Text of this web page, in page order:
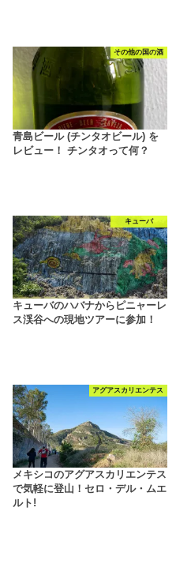
その他の国の酒
青島ビール (チンタオビール) を
レビュー！ チンタオって何？
キューバ
キューバのハバナからピニャーレ
ス渓谷への現地ツアーに参加！
アグアスカリエンテス
メキシコのアグアスカリエンテス
で気軽に登山！セロ・デル・ムエ
ルト!